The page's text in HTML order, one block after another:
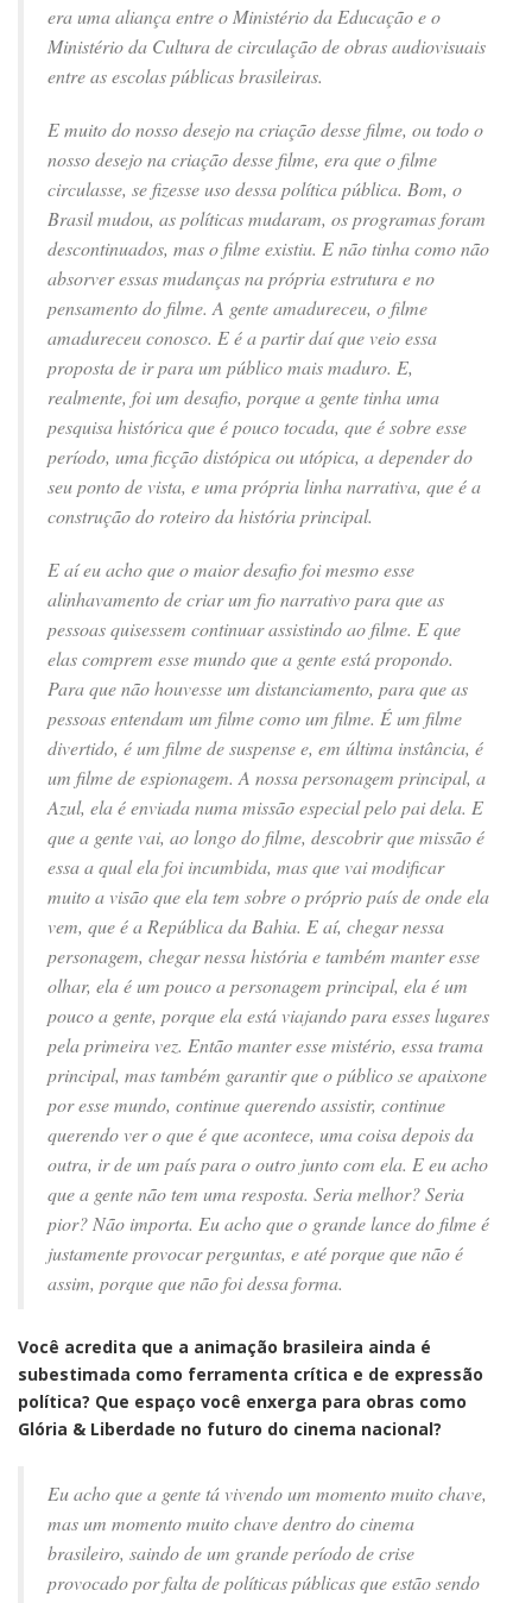
era uma aliança entre o Ministério da Educação e o
Ministério da Cultura de circulação de obras audiovisuais
entre as escolas públicas brasileiras.
E muito do nosso desejo na criação desse filme, ou todo o
nosso desejo na criação desse filme, era que o filme
circulasse, se fizesse uso dessa política pública. Bom, o
Brasil mudou, as políticas mudaram, os programas foram
descontinuados, mas o filme existiu. E não tinha como não
absorver essas mudanças na própria estrutura e no
pensamento do filme. A gente amadureceu, o filme
amadureceu conosco. E é a partir daí que veio essa
proposta de ir para um público mais maduro. E,
realmente, foi um desafio, porque a gente tinha uma
pesquisa histórica que é pouco tocada, que é sobre esse
período, uma ficção distópica ou utópica, a depender do
seu ponto de vista, e uma própria linha narrativa, que é a
construção do roteiro da história principal.
E aí eu acho que o maior desafio foi mesmo esse
alinhavamento de criar um fio narrativo para que as
pessoas quisessem continuar assistindo ao filme. E que
elas comprem esse mundo que a gente está propondo.
Para que não houvesse um distanciamento, para que as
pessoas entendam um filme como um filme. É um filme
divertido, é um filme de suspense e, em última instância, é
um filme de espionagem. A nossa personagem principal, a
Azul, ela é enviada numa missão especial pelo pai dela. E
que a gente vai, ao longo do filme, descobrir que missão é
essa a qual ela foi incumbida, mas que vai modificar
muito a visão que ela tem sobre o próprio país de onde ela
vem, que é a República da Bahia. E aí, chegar nessa
personagem, chegar nessa história e também manter esse
olhar, ela é um pouco a personagem principal, ela é um
pouco a gente, porque ela está viajando para esses lugares
pela primeira vez. Então manter esse mistério, essa trama
principal, mas também garantir que o público se apaixone
por esse mundo, continue querendo assistir, continue
querendo ver o que é que acontece, uma coisa depois da
outra, ir de um país para o outro junto com ela. E eu acho
que a gente não tem uma resposta. Seria melhor? Seria
pior? Não importa. Eu acho que o grande lance do filme é
justamente provocar perguntas, e até porque que não é
assim, porque que não foi dessa forma.
Você acredita que a animação brasileira ainda é
subestimada como ferramenta crítica e de expressão
política? Que espaço você enxerga para obras como
Glória & Liberdade no futuro do cinema nacional?
Eu acho que a gente tá vivendo um momento muito chave,
mas um momento muito chave dentro do cinema
brasileiro, saindo de um grande período de crise
provocado por falta de políticas públicas que estão sendo